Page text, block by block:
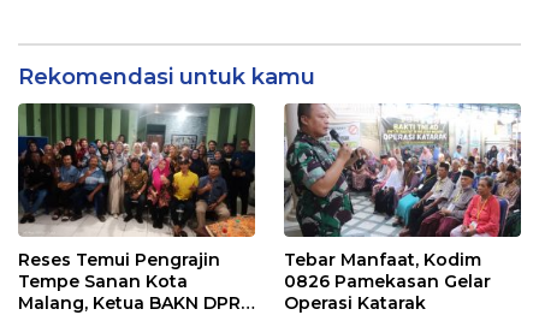
Rekomendasi untuk kamu
Reses Temui Pengrajin
Tempe Sanan Kota
Malang, Ketua BAKN DPR
Tebar Manfaat, Kodim
0826 Pamekasan Gelar
Operasi Katarak